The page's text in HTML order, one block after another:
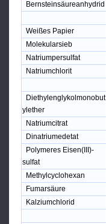
Bernsteinsäureanhydrid
Weißes Papier
Molekularsieb
Natriumpersulfat
Natriumchlorit
Diethylenglykolmonobut
ylether
Natriumcitrat
Dinatriumedetat
Polymeres Eisen(III)-
sulfat
Methylcyclohexan
Fumarsäure
Kalziumchlorid